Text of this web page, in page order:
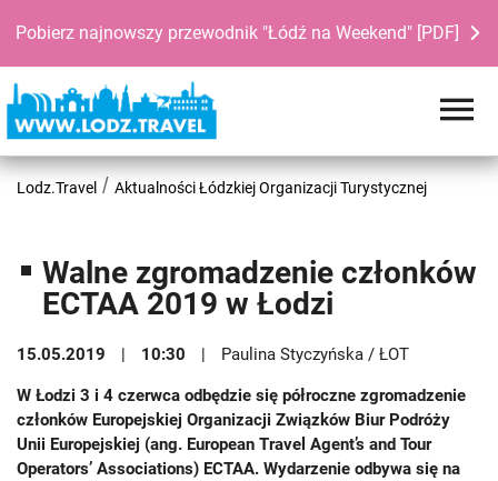
Pobierz najnowszy przewodnik "Łódź na Weekend" [PDF]
Lodz.Travel Aktualności Łódzkiej Organizacji Turystycznej
Walne zgromadzenie członków
ECTAA 2019 w Łodzi
15.05.2019 10:30 Paulina Styczyńska / ŁOT
W Łodzi 3 i 4 czerwca odbędzie się półroczne zgromadzenie
członków Europejskiej Organizacji Związków Biur Podróży
Unii Europejskiej (ang. European Travel Agent’s and Tour
Operators’ Associations) ECTAA. Wydarzenie odbywa się na